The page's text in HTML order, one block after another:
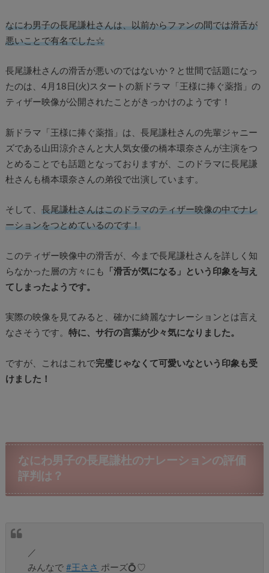
なにわ男子の長尾謙杜さんは、以前からファンの間では滑舌が
悪いことで有名でした☆
長尾謙杜さんの滑舌が悪いのではないか？と世間で話題になっ
たのは、4月18日(火)スタートの新ドラマ「王様に捧ぐ薬指」の
ティザー映像が公開されたことがきっかけのようです！
新ドラマ「王様に捧ぐ薬指」は、長尾謙杜さんの先輩ジャニー
ズである山田涼介さんと大人気女優の橋本環奈さんが主演をつ
とめることでも話題となっておりますが、このドラマに長尾謙
杜さんも橋本環奈さんの弟役で出演しています。
そして、 長尾謙杜さんはこのドラマのティザー映像の中でナレ
ーションをつとめているのです！
このティザー映像中の滑舌が、今まで長尾謙杜さんを詳しく知
らなかった層の方々にも
「滑舌が気になる」という印象を与え
てしまったようです。
実際の映像を見てみると、確かに綺麗なナレーションとは言え
なさそうです。 特に、サ行の言葉が少々気になりました。
ですが、これはこれで完璧じゃなくて可愛いなという印象も受
けました！
なにわ男子の長尾謙杜のナレーションの評価
評判は？
／
みんなで#王ささ ポーズ💍♡